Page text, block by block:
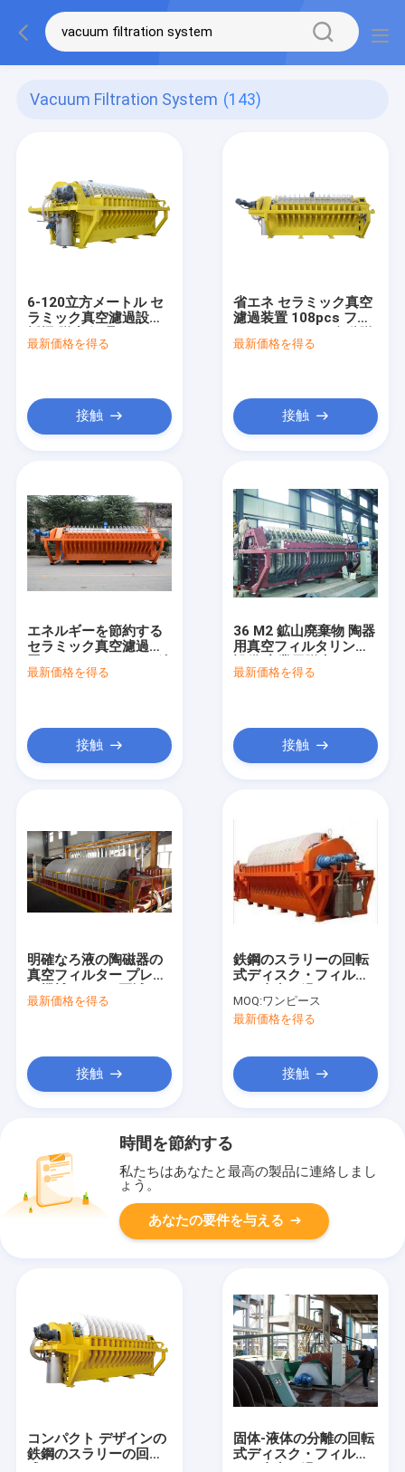
Vacuum Filtration System (143)
6-120立方メートル セ
ラミック真空濾過設備
ション
最新価格を得る
接触
省エネ セラミック真空
濾過装置 108pcs フィ
水システム
最新価格を得る
接触
エネルギーを節約する
セラミック真空濾過装
山脱水アプリケーショ
最新価格を得る
接触
36 M2 鉱山廃棄物 陶器
用真空フィルタリング
ーション
最新価格を得る
接触
明確なろ液の陶磁器の
真空フィルター プレー
鉱業の脱水溶液
最新価格を得る
接触
鉄鋼のスラリーの回転
式ディスク・フィル
省エネ
MOQ:ワンピース
最新価格を得る
接触
時間を節約する
私たちはあなたと最高の製品に連絡しまし
ょう。
あなたの要件を与える
コンパクト デザインの
鉄鋼のスラリーの回転
固体-液体の分離の回転
式ディスク・フィル